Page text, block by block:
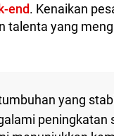
end. Kenaikan
talenta yang
yang
peningkatan